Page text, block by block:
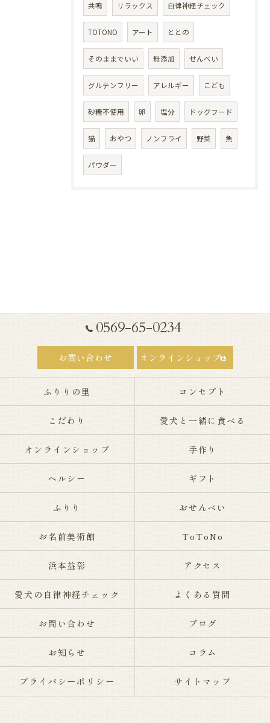
共鳴 リラックス 自律神経チェック
TOTONO アート ととの
そのままでいい 無添加 せんべい
グルテンフリー アレルギー こども
砂糖不使用 卵 塩分 ドッグフード
猫 おやつ ノンフライ 野菜 魚
パウダー
0569-65-0234
お問い合わせ オンラインショップ
ふりりの里 コンセプト
こだわり 愛犬と一緒に食べる
オンラインショップ 手作り
ヘルシー ギフト
ふりり おせんべい
お名前美術館 ToToNo
浜本益彰 アクセス
愛犬の自律神経チェック よくある質問
お問い合わせ ブログ
お知らせ コラム
プライバシーポリシー サイトマップ